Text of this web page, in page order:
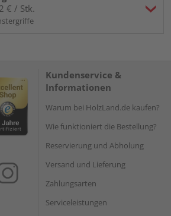
€ / Stk.
Kundenservice &
Informationen
Warum bei HolzLand.de kaufen?
Wie funktioniert die Bestellung?
Reservierung und Abholung
Versand und Lieferung
Zahlungsarten
Serviceleistungen